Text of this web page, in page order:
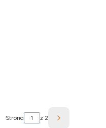
Strona z 2 Następne